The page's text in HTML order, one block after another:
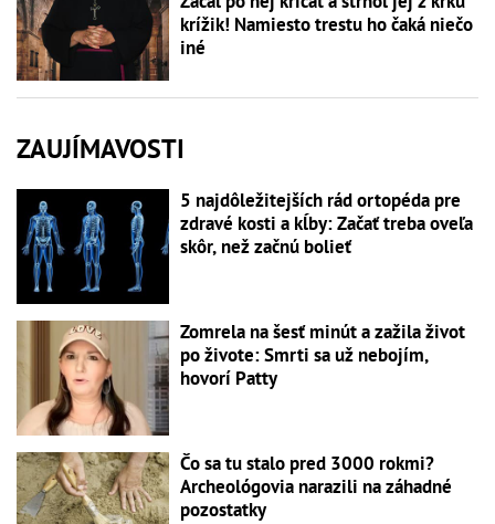
krížik! Namiesto trestu ho čaká niečo
iné
ZAUJÍMAVOSTI
5 najdôležitejších rád ortopéda pre
zdravé kosti a kĺby: Začať treba oveľa
skôr, než začnú bolieť
Zomrela na šesť minút a zažila život
po živote: Smrti sa už nebojím,
hovorí Patty
Čo sa tu stalo pred 3000 rokmi?
Archeológovia narazili na záhadné
pozostatky